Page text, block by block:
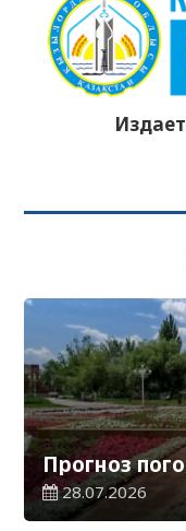
Прогноз
28.07.2026